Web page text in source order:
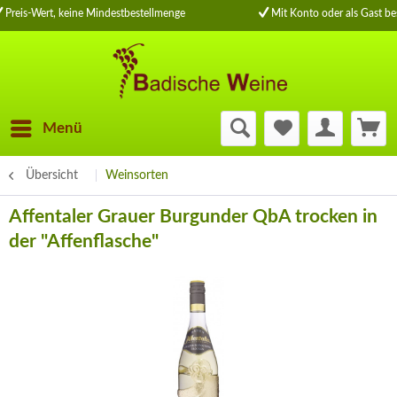
Preis-Wert, keine Mindestbestellmenge Mit Konto oder als Gast
Menü
Übersicht Weinsorten
Affentaler Grauer Burgunder QbA trocken in
der "Affenflasche"